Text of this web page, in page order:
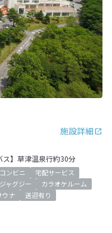
施設詳細
ス】草津温泉行約30分
コンビニ
宅配サービス
ジャグジー
カラオケルーム
ウナ
送迎有り